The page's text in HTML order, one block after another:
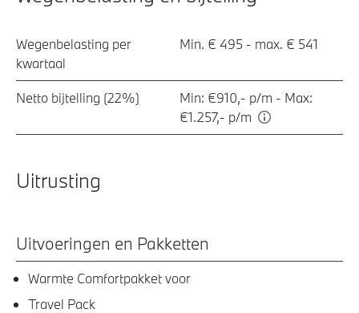
Wegenbelasting per
kwartaal
Min. € 495 - max. € 541
Netto bijtelling (22%)
Min: €910,- p/m - Max:
€1.257,- p/m
Uitrusting
Uitvoeringen en Pakketten
Warmte Comfortpakket voor
Travel Pack